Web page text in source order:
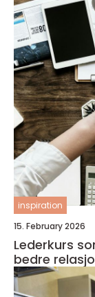
inspiration
15. February 2026
Lederkurs
bedre